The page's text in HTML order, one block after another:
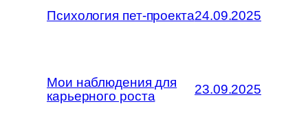
Психология пет-проекта24.09.2025
Мои наблюдения для
карьерного роста
23.09.2025